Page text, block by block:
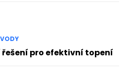
pro efektivní topení